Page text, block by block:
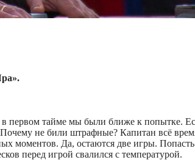
первом тайме мы были ближе к попытке.
не били штрафные? Капитан всё
моментов. Да, остаются две игры.
перед игрой свалился с температурой.